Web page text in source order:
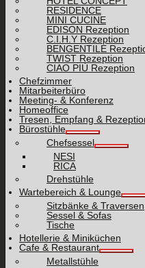
RESIDENCE
MINI CUCINE
EDISON Rezeption
C.I.H.Y Rezeption
BENGENTILE
TWIST Rezeption
CIAO PIÙ Rezeption
Chefzimmer
Mitarbeiterbüro
Meeting- & Konferenz
Homeoffice
Tresen, Empfang &
Bürostühle
Chefsessel
NESI
RICA
Drehstühle
Wartebereich & Lounge
Sitzbänke & Traversen
Sessel & Sofas
Tische
Hotellerie & Miniküchen
Cafe & Restaurant
Metallstühle